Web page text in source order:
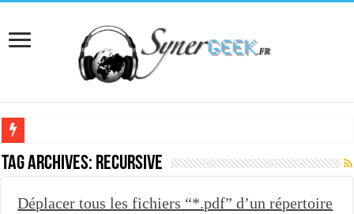
[Interview] Martial Auroy, professionnel du monde Microsoft
Supprimer une boite partagée avec outlook 2010 ou 2013 (environnement
Tag Archives: recursive
Déplacer tous les fichiers “*.pdf” d’un répertoire